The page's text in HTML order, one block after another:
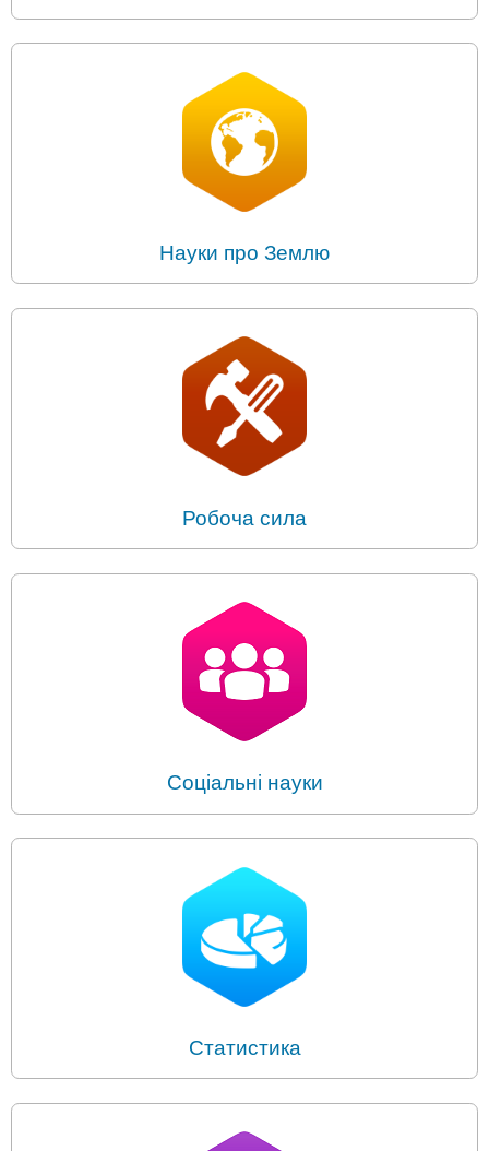
Науки про Землю
Робоча сила
Соціальні науки
Статистика